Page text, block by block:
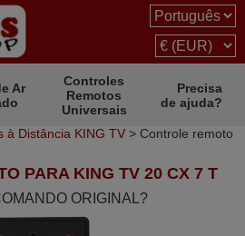
Ar
Controles
Remotos
Universais
Precisa
de ajuda?
à Distância KING TV > Controle remoto
PARA KING TV 20 CX 7 T
ORIGINAL?